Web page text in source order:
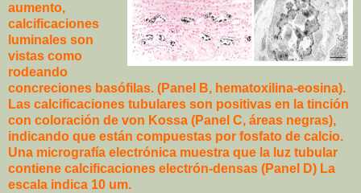
aumento,
calcificaciones
luminales son
vistas como
rodeando
concreciones basófilas. (Panel B, hematoxilina-eosina).
Las calcificaciones tubulares son positivas en la tinción
con coloración de von Kossa (Panel C, áreas negras),
indicando que están compuestas por fosfato de calcio.
Una micrografía electrónica muestra que la luz tubular
contiene calcificaciones electrón-densas (Panel D) La
escala indica 10 um.